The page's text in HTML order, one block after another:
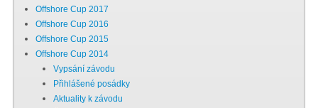
Setkání ČANY
Chci se stát členem
Offshore Cup 2017
Offshore Cup 2016
Offshore Cup 2015
Offshore Cup 2014
Vypsání závodu
Přihlášené posádky
Aktuality k závodu